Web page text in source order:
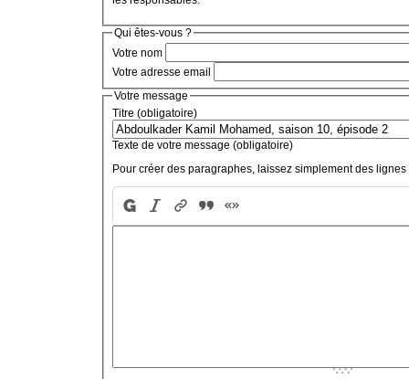
Qui êtes-vous ?
Votre nom
Votre adresse email
Votre message
Titre (obligatoire)
Texte de votre message (obligatoire)
Pour créer des paragraphes, laissez simplement des lignes